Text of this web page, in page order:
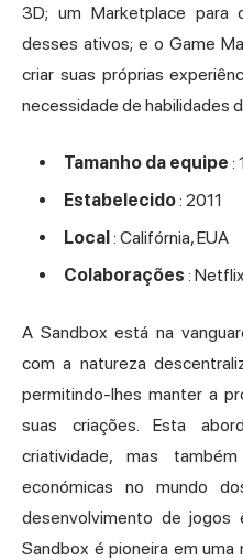
3D; um Marketplace para
desses ativos; e o Game
criar suas próprias
necessidade de habilidades
Tamanho da equipe :
Estabelecido: 2011
Local: Califórnia, EUA
Colaborações :
A Sandbox está na
com a natureza
permitindo-lhes manter a
suas criações. Esta
criatividade, mas
económicas no mundo
desenvolvimento de
Sandbox é pioneira em